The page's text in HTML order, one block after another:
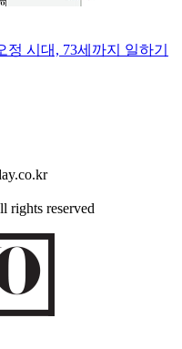
정 시대, 73세까지 일하기
rights reserved